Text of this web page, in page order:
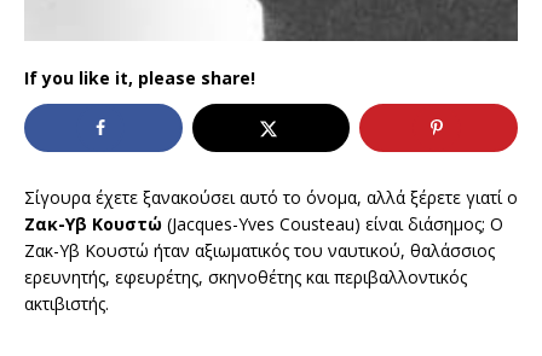
If you like it, please share!
Σίγουρα έχετε ξανακούσει αυτό το όνομα, αλλά ξέρετε γιατί ο
Ζακ-Υβ Κουστώ (Jacques-Yves Cousteau) είναι διάσημος; Ο
Ζακ-Υβ Κουστώ ήταν αξιωματικός του ναυτικού, θαλάσσιος
ερευνητής, εφευρέτης, σκηνοθέτης και περιβαλλοντικός
ακτιβιστής.